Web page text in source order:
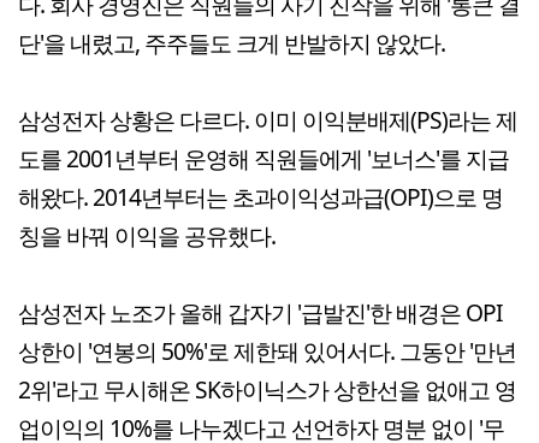
단'을 내렸고, 주주들도 크게 반발하지 않았다.
삼성전자 상황은 다르다. 이미 이익분배제(PS)라는 제
도를 2001년부터 운영해 직원들에게 '보너스'를 지급
해왔다. 2014년부터는 초과이익성과급(OPI)으로 명
칭을 바꿔 이익을 공유했다.
삼성전자 노조가 올해 갑자기 '급발진'한 배경은 OPI
상한이 '연봉의 50%'로 제한돼 있어서다. 그동안 '만년
2위'라고 무시해온 SK하이닉스가 상한선을 없애고 영
업이익의 10%를 나누겠다고 선언하자 명분 없이 '무